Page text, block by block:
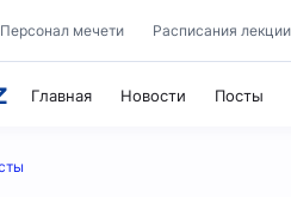
Персонал мечети Расписания лекции
Главная Новости Посты